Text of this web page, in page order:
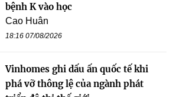
bệnh K vào học
Cao Huân
18:16 07/08/2026
Vinhomes ghi dấu ấn quốc tế khi
phá vỡ thông lệ của ngành phát